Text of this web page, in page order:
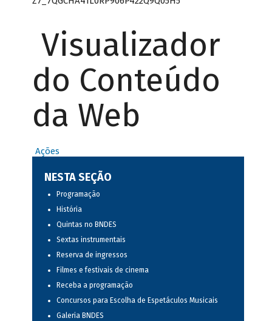
Visualizador
do Conteúdo
da Web
Ações
NESTA SEÇÃO
Programação
História
Quintas no BNDES
Sextas instrumentais
Reserva de ingressos
Filmes e festivais de cinema
Receba a programação
Concursos para Escolha de Espetáculos Musicais
Galeria BNDES